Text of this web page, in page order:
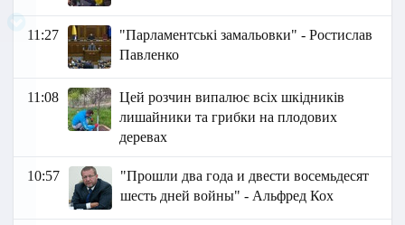
11:27
"Парламентські замальовки" - Ростислав
Павленко
11:08
Цей розчин випалює всіх шкідників
лишайники та грибки на плодових
деревах
10:57
"Прошли два года и двести восемьдесят
шесть дней войны" - Альфред Кох